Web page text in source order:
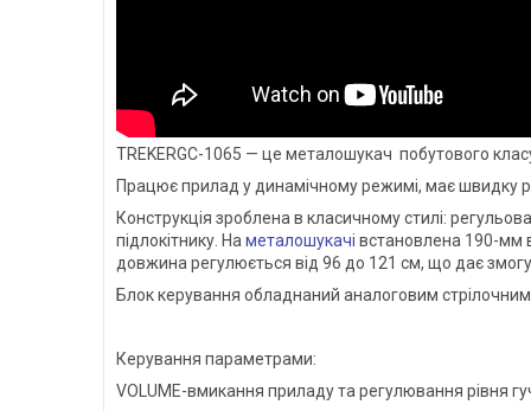
TREKERGC-1065 — це металошукач побутового
Працює прилад у динамічному режимі, має швидку
Конструкція зроблена в класичному стилі:
підлокітнику. На металошукачі встановлена 190-мм
довжина регулюється від 96 до 121 см, що дає
Блок керування обладнаний аналоговим стрілочним
Керування параметрами:
VOLUME-вмикання приладу та регулювання рівня